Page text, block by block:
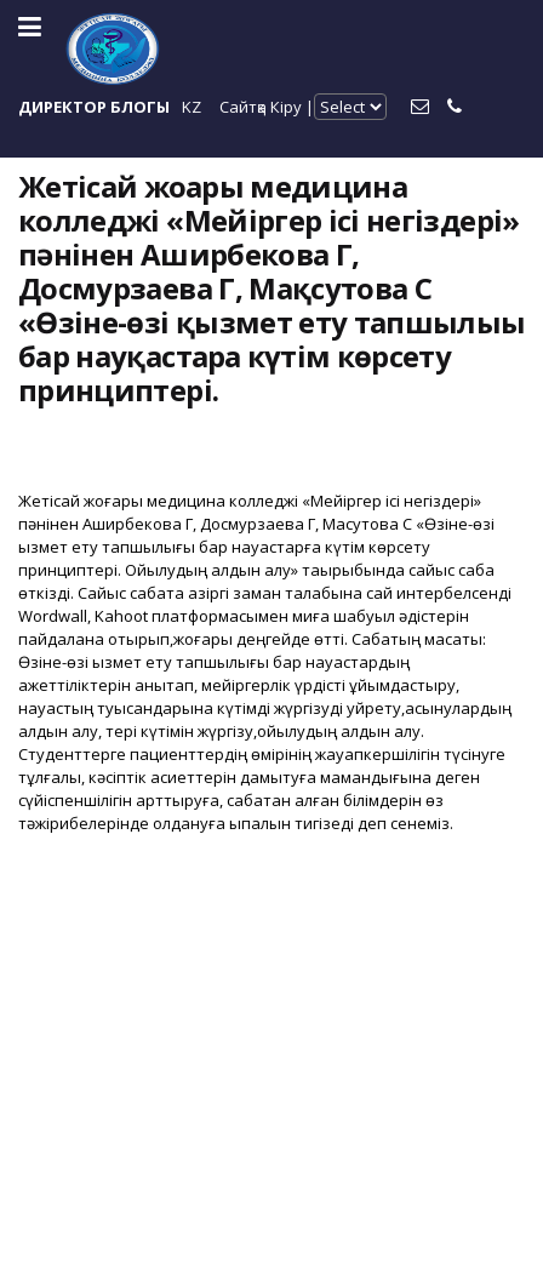
ДИРЕКТОР БЛОГЫ KZ Сайтқа Кіру |
Жетісай жоғары медицина
колледжі «Мейіргер ісі негіздері»
пәнінен Аширбекова Г,
Досмурзаева Г, Мақсутова С
«Өзіне-өзі қызмет ету тапшылығы
бар науқастарға күтім көрсету
принциптері.
Жетісай жоғары медицина колледжі «Мейіргер ісі негіздері»
пәнінен Аширбекова Г, Досмурзаева Г, Мақсутова С «Өзіне-өзі
қызмет ету тапшылығы бар науқастарға күтім көрсету
принциптері. Ойылудың алдын алу» тақырыбында сайыс сабақ
өткізді. Сайыс сабақта қазіргі заман талабына сай интербелсенді
Wordwall, Kahoot платформасымен миға шабуыл әдістерін
пайдалана отырып,жоғары деңгейде өтті. Сабақтың мақсаты:
Өзіне-өзі қызмет ету тапшылығы бар науқастардың
қажеттіліктерін анықтап, мейіргерлік үрдісті ұйымдастыру,
науқастың туысқандарына күтімді жүргізуді уйрету,асқынулардың
алдын алу, тері күтімін жүргізу,ойылудың алдын алу.
Студенттерге пациенттердің өмірінің жауапкершілігін түсінуге
тұлғалық, кәсіптік қасиеттерін дамытуға мамандығына деген
сүйіспеншілігін арттыруға, сабақтан алған білімдерін өз
тәжірибелерінде қолдануға ықпалын тигізеді деп сенеміз.